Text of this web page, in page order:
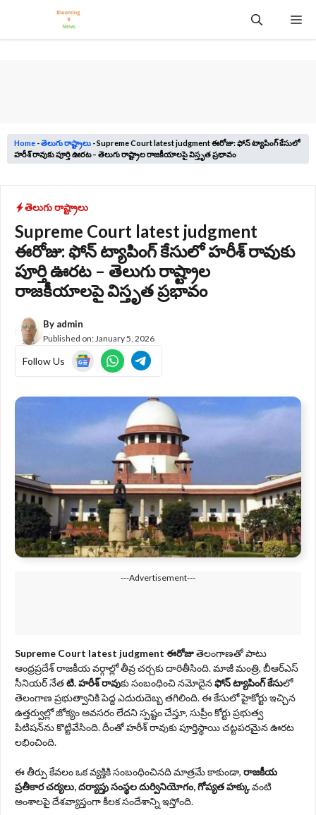
content
Home -తెలుగు రాష్ట్రాలు -Supreme Court latest judgment ఈరోజు: ఫోన్ ట్యాపింగ్ కేసులో
హరీశ్ రావుకు పూర్తి ఊరట – తెలుగు రాష్ట్రాల రాజకీయాలపై విస్తృత ప్రభావం
తెలుగు రాష్ట్రాలు
Supreme Court latest judgment
ఈరోజు: ఫోన్ ట్యాపింగ్ కేసులో హరీశ్ రావుకు
పూర్తి ఊరట – తెలుగు రాష్ట్రాల
రాజకీయాలపై విస్తృత ప్రభావం
By admin
Published on: January 5, 2026
Follow Us
---Advertisement---
Supreme Court latest judgment ఈరోజుతెలంగాణతో పాటు
ఆంధ్రప్రదేశ్ రాజకీయ వర్గాల్లో తీవ్ర చర్చకు దారితీసింది. మాజీ మంత్రి, బీఆర్ఎస్
సీనియర్ నేతటి. హరీశ్ రావుకు సంబంధించి నమోదైనఫోన్ ట్యాపింగ్ కేసులో
తెలంగాణ ప్రభుత్వానికి పెద్ద ఎదురుదెబ్బ తగిలింది. ఈ కేసులో హైకోర్టు ఇచ్చిన
ఉత్తర్వుల్లో జోక్యం అవసరం లేదని స్పష్టం చేస్తూ, సుప్రీం కోర్టు ప్రభుత్వ
పిటిషన్‌ను కొట్టివేసింది. దీంతో హరీశ్ రావుకు పూర్తిస్థాయి చట్టపరమైన ఊరట
లభించింది.
ఈ తీర్పు కేవలం ఒక వ్యక్తికి సంబంధించినది మాత్రమే కాకుండా, రాజకీయ
ప్రతీకార చర్యలు, దర్యాప్తు సంస్థల దుర్వినియోగం, గోప్యత హక్కువంటి
అంశాలపై దేశవ్యాప్తంగా కీలక సందేశాన్ని ఇస్తోంది.